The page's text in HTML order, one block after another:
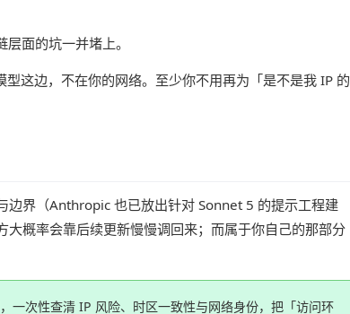
层面的坑一并堵上。
这边，不在你的网络。至少你不用再为「是不是我 IP 的
边界（Anthropic 也已放出针对 Sonnet 5 的提示工程建
概率会靠后续更新慢慢调回来；而属于你自己的那部分
，一次性查清 IP 风险、时区一致性与网络身份，把「访问环